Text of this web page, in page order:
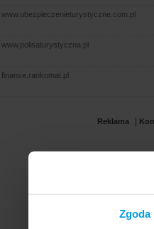
Zgoda
www.ubezpieczenieturystyczne.com.pl
www.polisaturystyczna.pl
finanse.rankomat.pl
Reklama